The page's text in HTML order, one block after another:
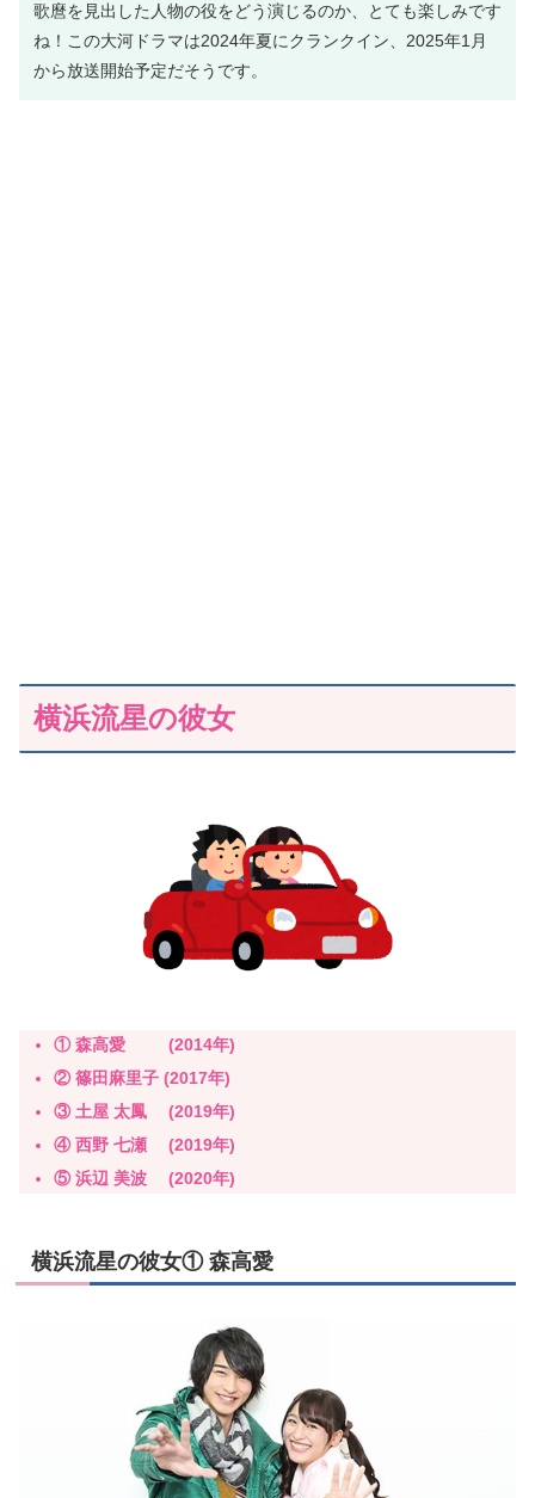
歌麿を見出した人物の役をどう演じるのか、とても楽しみです
ね！この大河ドラマは2024年夏にクランクイン、2025年1月
から放送開始予定だそうです。
横浜流星の彼女
① 森高愛(2014年)
② 篠田麻里子 (2017年)
③ 土屋 太鳳 (2019年)
④ 西野 七瀬 (2019年)
⑤ 浜辺 美波 (2020年)
横浜流星の彼女① 森高愛